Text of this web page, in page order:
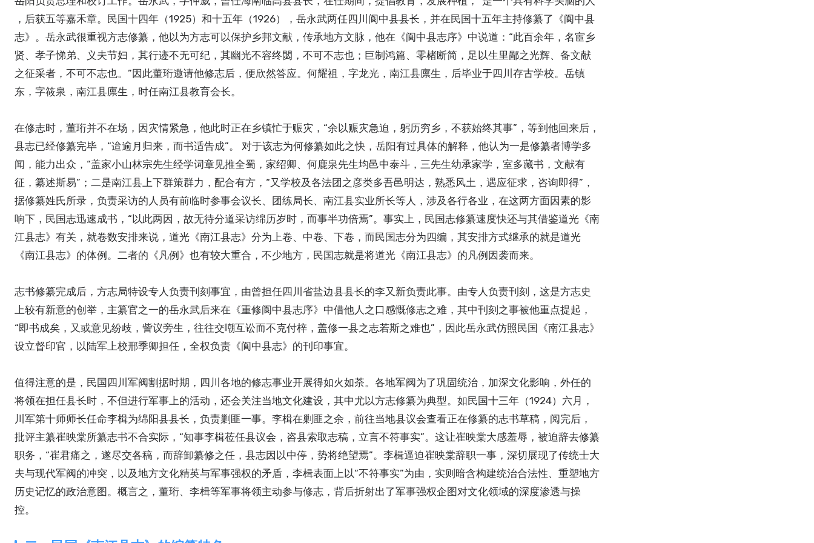
，后获五等嘉禾章。民国十四年（1925）和十五年（1926），岳永武两任四川阆中县县长，并在民国十五年主持修纂了《阆中县
志》。岳永武很重视方志修纂，他以为方志可以保护乡邦文献，传承地方文脉，他在《阆中县志序》中说道：“此百余年，名宦乡
贤、孝子悌弟、义夫节妇，其行迹不无可纪，其幽光不容终閟，不可不志也；巨制鸿篇、零楮断简，足以生里鄙之光辉、备文献
之征采者，不可不志也。”因此董珩邀请他修志后，便欣然答应。何耀祖，字龙光，南江县廪生，后毕业于四川存古学校。岳镇
东，字筱泉，南江县廪生，时任南江县教育会长。
在修志时，董珩并不在场，因灾情紧急，他此时正在乡镇忙于赈灾，“余以赈灾急迫，躬历穷乡，不获始终其事”，等到他回来后，
县志已经修纂完毕，“迨逾月归来，而书适告成”。 对于该志为何修纂如此之快，岳阳有过具体的解释，他认为一是修纂者博学多
闻，能力出众，“盖家小山林宗先生经学词章见推全蜀，家绍卿、何鹿泉先生均邑中泰斗，三先生幼承家学，室多藏书，文献有
征，纂述斯易”；二是南江县上下群策群力，配合有方，“又学校及各法团之彦类多吾邑明达，熟悉风土，遇应征求，咨询即得”，
据修纂姓氏所录，负责采访的人员有前临时参事会议长、团练局长、南江县实业所长等人，涉及各行各业，在这两方面因素的影
响下，民国志迅速成书，“以此两因，故无待分道采访绵历岁时，而事半功倍焉”。事实上，民国志修纂速度快还与其借鉴道光《南
江县志》有关，就卷数安排来说，道光《南江县志》分为上卷、中卷、下卷，而民国志分为四编，其安排方式继承的就是道光
《南江县志》的体例。二者的《凡例》也有较大重合，不少地方，民国志就是将道光《南江县志》的凡例因袭而来。
志书修纂完成后，方志局特设专人负责刊刻事宜，由曾担任四川省盐边县县长的李又新负责此事。由专人负责刊刻，这是方志史
上较有新意的创举，主纂官之一的岳永武后来在《重修阆中县志序》中借他人之口感慨修志之难，其中刊刻之事被他重点提起，
“即书成矣，又或意见纷歧，訾议旁生，往往交嘲互讼而不克付梓，盖修一县之志若斯之难也”，因此岳永武仿照民国《南江县志》
设立督印官，以陆军上校邢季卿担任，全权负责《阆中县志》的刊印事宜。
值得注意的是，民国四川军阀割据时期，四川各地的修志事业开展得如火如荼。各地军阀为了巩固统治，加深文化影响，外任的
将领在担任县长时，不但进行军事上的活动，还会关注当地文化建设，其中尤以方志修纂为典型。如民国十三年（1924）六月，
川军第十师师长任命李楫为绵阳县县长，负责剿匪一事。李楫在剿匪之余，前往当地县议会查看正在修纂的志书草稿，阅完后，
批评主纂崔映棠所纂志书不合实际，“知事李楫莅任县议会，咨县索取志稿，立言不符事实”。这让崔映棠大感羞辱，被迫辞去修纂
职务，“崔君痛之，遂尽交各稿，而辞卸纂修之任，县志因以中停，势将绝望焉”。李楫逼迫崔映棠辞职一事，深切展现了传统士大
夫与现代军阀的冲突，以及地方文化精英与军事强权的矛盾，李楫表面上以“不符事实”为由，实则暗含构建统治合法性、重塑地方
历史记忆的政治意图。概言之，董珩、李楫等军事将领主动参与修志，背后折射出了军事强权企图对文化领域的深度渗透与操
控。